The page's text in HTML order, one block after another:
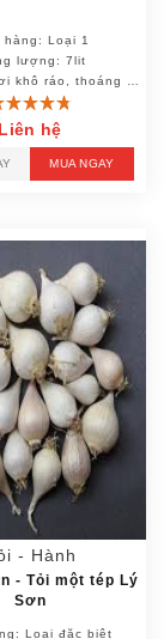
hàng: Loại 1
lượng: 7lit
Liên hệ
MUA NGAY
- Hành
- Tỏi một tép Lý
Sơn
Loại đặc biệt